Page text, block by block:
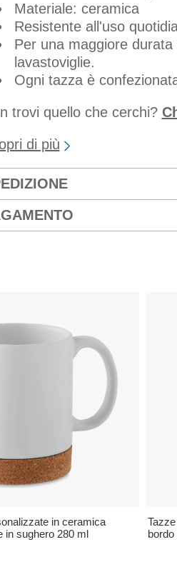
Materiale: ceramica
Resistente all'uso
Per una maggiore
lavastoviglie.
Ogni tazza è
trovi quello che cerchi?
di più
in ceramica
in sughero 280 ml